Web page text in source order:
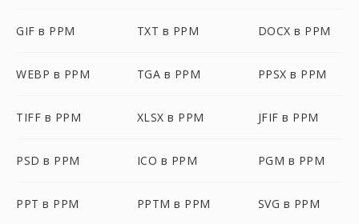
GIF в PPM TXT в PPM DOCX в PPM
WEBP в PPM TGA в PPM PPSX в PPM
TIFF в PPM XLSX в PPM JFIF в PPM
PSD в PPM ICO в PPM PGM в PPM
PPT в PPM PPTM в PPM SVG в PPM